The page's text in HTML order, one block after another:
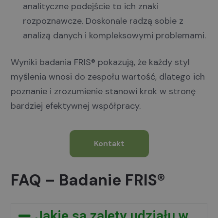
analityczne podejście to ich znaki
rozpoznawcze. Doskonale radzą sobie z
analizą danych i kompleksowymi problemami.
Wyniki badania FRIS® pokazują, że każdy styl
myślenia wnosi do zespołu wartość, dlatego ich
poznanie i zrozumienie stanowi krok w stronę
bardziej efektywnej współpracy.
Kontakt
FAQ – Badanie FRIS®